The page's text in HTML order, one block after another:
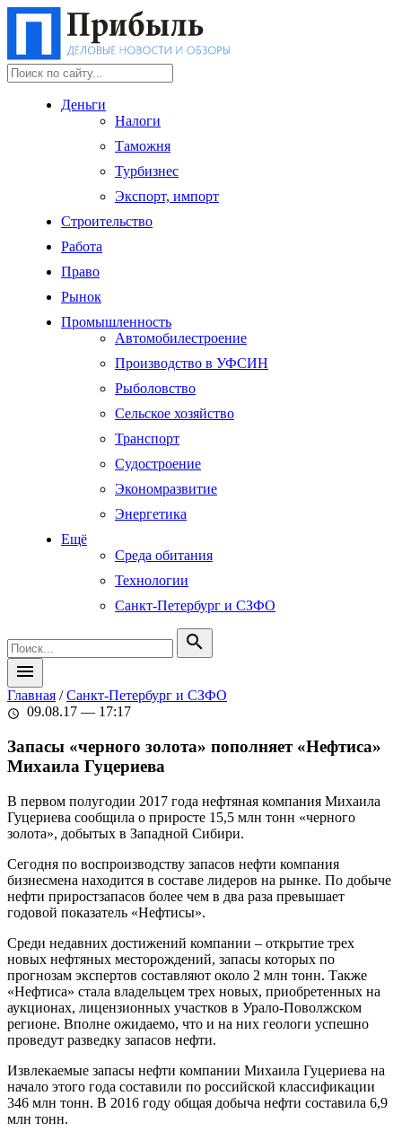
Деньги
Налоги
Таможня
Турбизнес
Экспорт, импорт
Строительство
Работа
Право
Рынок
Промышленность
Автомобилестроение
Производство в УФСИН
Рыболовство
Сельское хозяйство
Транспорт
Судостроение
Экономразвитие
Энергетика
Ещё
Среда обитания
Технологии
Санкт-Петербург и СЗФО
search
menu
Главная /Санкт-Петербург и СЗФО
schedule 09.08.17 — 17:17
Запасы «черного золота» пополняет «Нефтиса»
Михаила Гуцериева
В первом полугодии 2017 года нефтяная компания Михаила
Гуцериева сообщила о приросте 15,5 млн тонн «черного
золота», добытых в Западной Сибири.
Сегодня по воспроизводству запасов нефти компания
бизнесмена находится в составе лидеров на рынке. По добыче
нефти приростзапасов более чем в два раза превышает
годовой показатель «Нефтисы».
Среди недавних достижений компании – открытие трех
новых нефтяных месторождений, запасы которых по
прогнозам экспертов составляют около 2 млн тонн. Также
«Нефтиса» стала владельцем трех новых, приобретенных на
аукционах, лицензионных участков в Урало-Поволжском
регионе. Вполне ожидаемо, что и на них геологи успешно
проведут разведку запасов нефти.
Извлекаемые запасы нефти компании Михаила Гуцериева на
начало этого года составили по российской классификации
346 млн тонн. В 2016 году общая добыча нефти составила 6,9
млн тонн.